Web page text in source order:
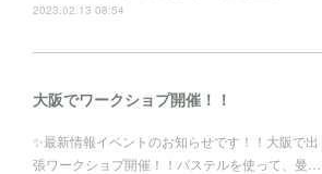
2023.02.13 08:54
大阪でワークショプ開催！！
✨最新情報イベントのお知らせです！！大阪で出
張ワークショプ開催！！パステルを使って、曼…